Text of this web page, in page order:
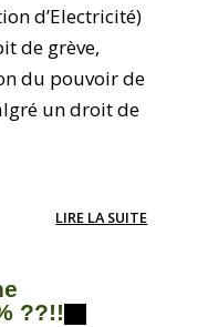
d’Electricité)
de grève,
du pouvoir de
un droit de
LIRE LA SUITE
??!!